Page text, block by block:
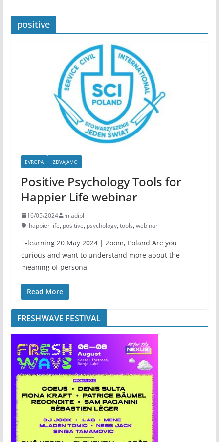
positive
EVROPA IZDVAJAMO
Positive Psychology Tools for
Happier Life webinar
16/05/2024
mladibl
happier life, positive, psychology, tools, webinar
E-learning 20 May 2024 | Zoom, Poland Are you
curious and want to understand more about the
meaning of personal
Read More
FRESHWAVE FESTIVAL